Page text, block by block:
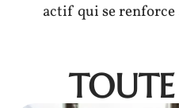
actif qui se renforce